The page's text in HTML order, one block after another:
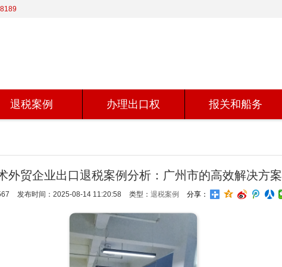
退税案例 办理出口权 报关和船务
外贸企业出口退税案例分析：广州市的高效解决方案
发布时间：2025-08-14 11:20:58 类型： 退税案例 分享：